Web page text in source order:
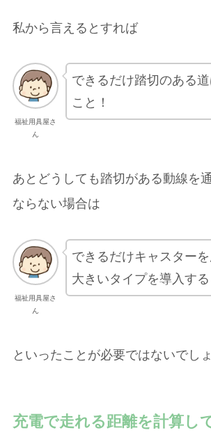
私から言えるとすれば
福祉用具屋さ
ん
できるだけ踏切のある
こと！
あとどうしても踏切がある動線を
ならない場合は
福祉用具屋さ
ん
できるだけキャスター
大きいタイプを導入する
といったことが必要ではないでし
充電で走れる距離を計算し